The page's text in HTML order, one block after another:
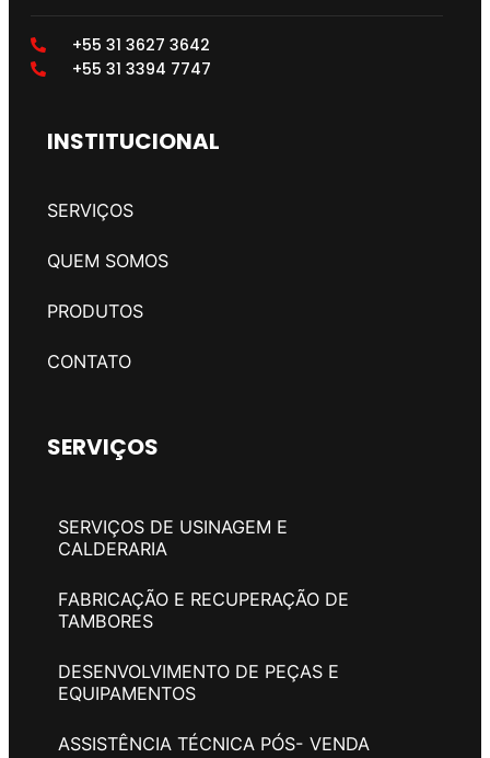
+55 31 3627 3642
+55 31 3394 7747
INSTITUCIONAL
SERVIÇOS
QUEM SOMOS
PRODUTOS
CONTATO
SERVIÇOS
SERVIÇOS DE USINAGEM E
CALDERARIA
FABRICAÇÃO E RECUPERAÇÃO DE
TAMBORES
DESENVOLVIMENTO DE PEÇAS E
EQUIPAMENTOS
ASSISTÊNCIA TÉCNICA PÓS- VENDA